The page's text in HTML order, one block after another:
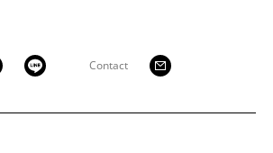
椅子として、世界中のカフェやレス
目にしたことのある椅子です。曲木
す。無垢材を煮沸し、金型に添って
線を作ります。
Contact